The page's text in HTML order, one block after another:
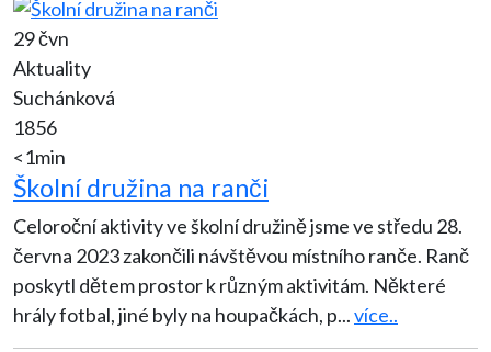
29 čvn
Aktuality
Suchánková
1856
<1min
Školní družina na ranči
Celoroční aktivity ve školní družině jsme ve středu 28.
června 2023 zakončili návštěvou místního ranče. Ranč
poskytl dětem prostor k různým aktivitám. Některé
hrály fotbal, jiné byly na houpačkách, p...více..